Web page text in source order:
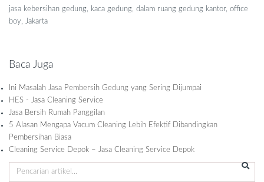
jasa kebersihan gedung, kaca gedung, dalam ruang gedung kantor, office
boy, Jakarta
Baca Juga
Ini Masalah Jasa Pembersih Gedung yang Sering Dijumpai
HES - Jasa Cleaning Service
Jasa Bersih Rumah Panggilan
5 Alasan Mengapa Vacum Cleaning Lebih Efektif Dibandingkan
Pembersihan Biasa
Cleaning Service Depok – Jasa Cleaning Service Depok